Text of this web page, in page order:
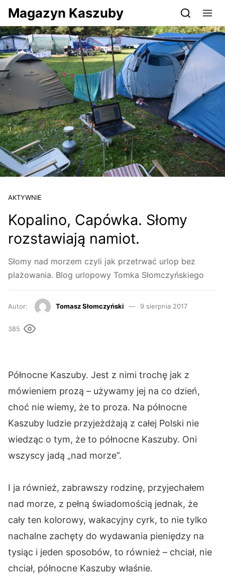
Przejdź do serwisu magazynkaszuby.pl
Magazyn Kaszuby
AKTYWNIE
Kopalino, Capówka. Słomy
rozstawiają namiot.
Słomy nad morzem czyli jak przetrwać urlop bez
plażowania. Blog urlopowy Tomka Słomczyńskiego
Autor: Tomasz Słomczyński 9 sierpnia 2017
385
Północne Kaszuby. Jest z nimi trochę jak z
mówieniem prozą – używamy jej na co dzień,
choć nie wiemy, że to proza. Na północne
Kaszuby ludzie przyjeżdżają z całej Polski nie
wiedząc o tym, że to północne Kaszuby. Oni
wszyscy jadą „nad morze”.
I ja również, zabrawszy rodzinę, przyjechałem
nad morze, z pełną świadomością jednak, że
cały ten kolorowy, wakacyjny cyrk, to nie tylko
nachalne zachęty do wydawania pieniędzy na
tysiąc i jeden sposobów, to również – chciał, nie
chciał, północne Kaszuby właśnie.